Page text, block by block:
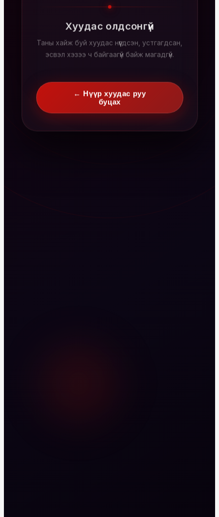
Хуудас олдсонгүй
Таны хайж буй хуудас нүүгдсэн, устгагдсан,
эсвэл хэзээ ч байгаагүй байж магадгүй.
← Нүүр хуудас руу
буцах